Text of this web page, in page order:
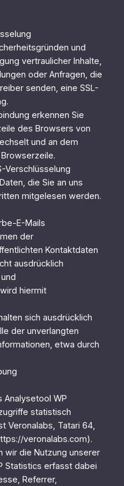
und
vertraulicher Inhalte,
oder Anfragen, die
senden, eine SSL-
erkennen Sie
des Browsers von
und an dem
Verschlüsselung
die Sie an uns
mitgelesen werden.
E-Mails
der
Kontaktdaten
ausdrücklich
hiermit
sich ausdrücklich
der unverlangten
etwa durch
Analysetool WP
statistisch
Veronalabs, Tatari 64,
veronalabs.com).
wir die Nutzung unserer
Statistics erfasst dabei
Referrer,